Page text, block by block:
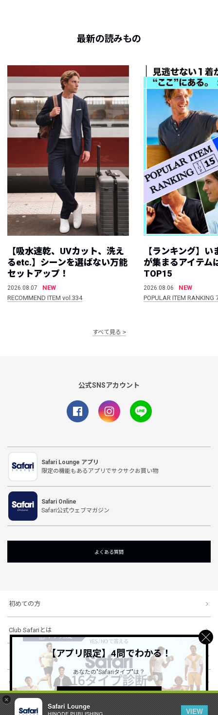
×
Safari Lounge
VIEW
最新の読みもの
【吸水速乾、UVカット、洗え
るetc.】シーンを選ばない万能
セットアップ！
2026.08.07
NEW
RECOMMEND ITEM vol.334
【ランキング】
が集まるアイテム
TOP15
2026.08.06
NEW
POPULAR ITEM
すべて見る
公式SNSアカウント
Safari Lounge アプリ
限定の機能もあるアプリでサクサクお買い物
Safari Online
Safari公式ウェブマガジン
よくある質問
初めての方
Club Safariとは
ショッピングガイド
会社概要・規約
【アプリ限定】4問でわかる！
あなたの"Safariタイプ"は？
詳しくはこちら ＞